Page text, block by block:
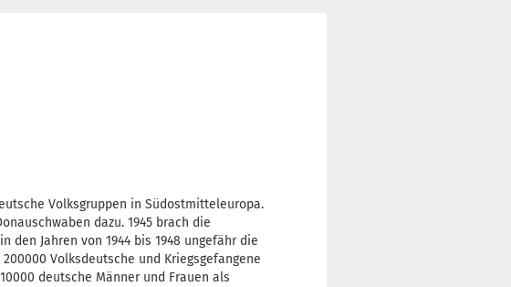
Volksgruppen in Südostmitteleuropa.
dazu. 1945 brach die
den Jahren von 1944 bis 1948 ungefähr die
Volksdeutsche und Kriegsgefangene
deutsche Männer und Frauen als